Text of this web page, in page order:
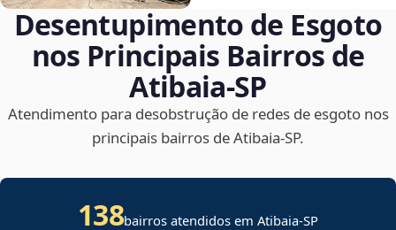
Desentupimento de Esgoto
nos Principais Bairros de
Atibaia‑SP
Atendimento para desobstrução de redes de esgoto nos
principais bairros de Atibaia‑SP.
138bairros atendidos em Atibaia-SP